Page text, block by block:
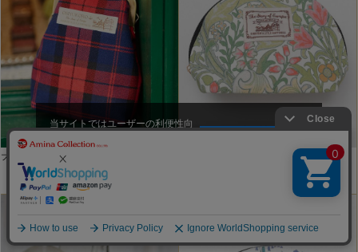
ブリティッシュタータンがま 【オーガニックコットン】ニー…
￥1,760
当サイトではユーザーの利便性向